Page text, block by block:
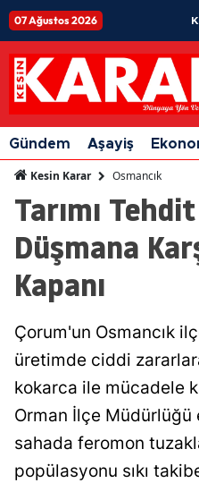
07 Ağustos 2026
Gündem Aşayiş
Kesin Karar Osmancık
Tarımı
Düşmana
Kapanı
Çorum'un Osmancık
üretimde ciddi
kokarca ile mücadele
Orman İlçe Müdürlüğü
sahada feromon
popülasyonu sıkı